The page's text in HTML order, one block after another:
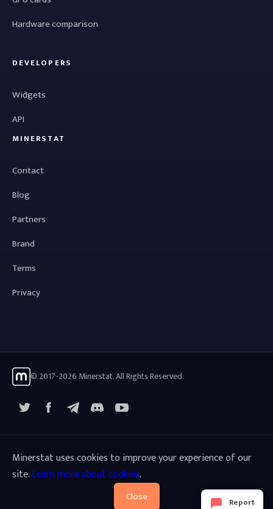
Report
Hardware comparison
DEVELOPERS
Widgets
API
MINERSTAT
Contact
Blog
Partners
Brand
Terms
Privacy
© 2017-2026 Minerstat. All Rights Reserved.
FacebookTelegramYouTube
Minerstat uses cookies to improve your experience of our
site.Learn more about cookies.
Close